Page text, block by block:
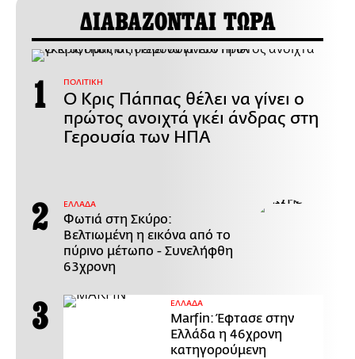
ΔΙΑΒΑΖΟΝΤΑΙ ΤΩΡΑ
ΠΟΛΙΤΙΚΗ
Ο Κρις Πάππας θέλει να γίνει ο
πρώτος ανοιχτά γκέι άνδρας στη
Γερουσία των ΗΠΑ
ΕΛΛΑΔΑ
Φωτιά στη Σκύρο:
Βελτιωμένη η εικόνα από το
πύρινο μέτωπο - Συνελήφθη
63χρονη
ΕΛΛΑΔΑ
Marfin: Έφτασε στην
Ελλάδα η 46χρονη
κατηγορούμενη